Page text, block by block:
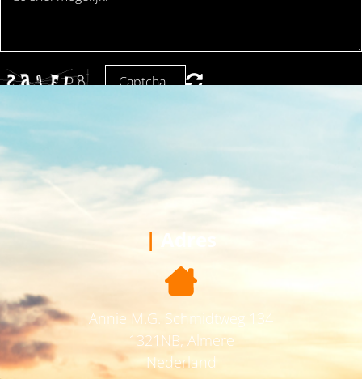
| Adres
Annie M.G. Schmidtweg 134
1321NB, Almere
Nederland